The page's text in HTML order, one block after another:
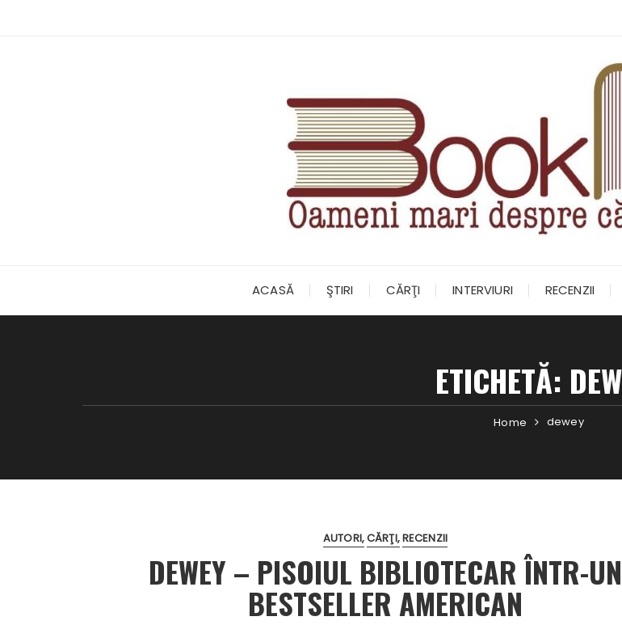
ACASĂ ŞTIRI CĂRŢI INTERVIURI RECENZII
ETICHETĂ:
Home dewey
AUTORI CĂRŢI RECENZII
DEWEY – PISOIUL BIBLIOTECAR ÎNTR-UN
BESTSELLER AMERICAN